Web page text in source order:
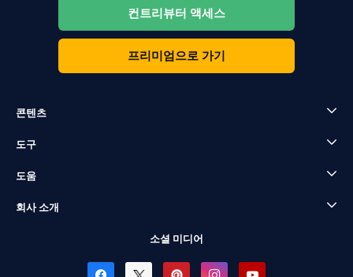
컨트리뷰터 액세스
프리미엄으로 가기
콘텐츠
도구
도움
회사 소개
소셜 미디어